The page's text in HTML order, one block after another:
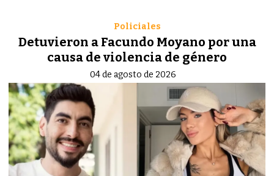
Detuvieron a Facundo Moyano por una
causa de violencia de género
Policiales
04 de agosto de 2026